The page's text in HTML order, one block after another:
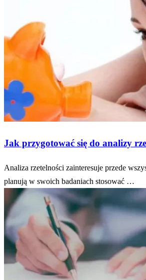
Jak przygotować się do analizy
Analiza rzetelności zainteresuje przede
planują w swoich badaniach stosować …